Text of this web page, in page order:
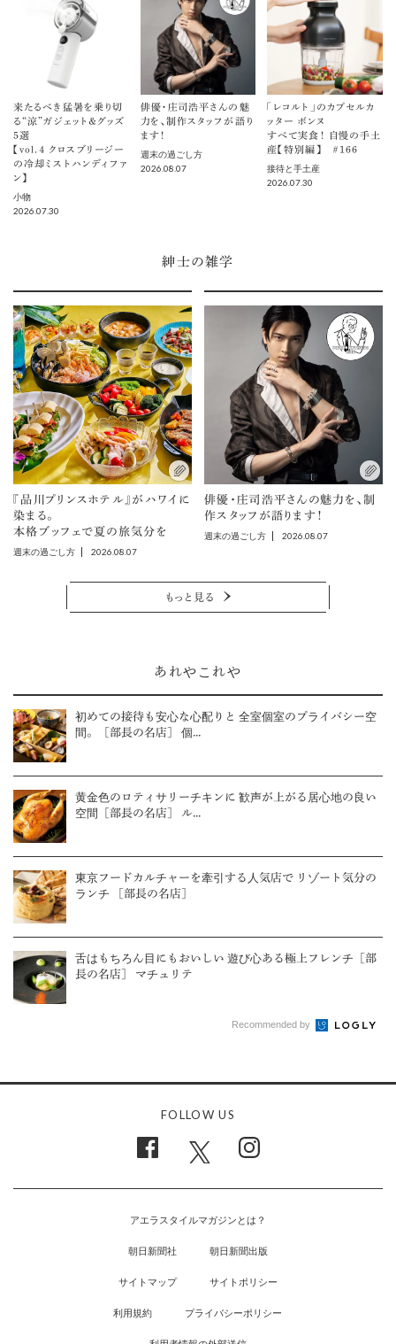
来たるべき猛暑を乗り切
る“涼”ガジェット＆グッズ
5選
【vol.４ クロスブリージー
の冷却ミストハンディファ
ン】
小物
2026.07.30
俳優・庄司浩平さんの魅
力を、制作スタッフが語り
ます！
週末の過ごし方
2026.08.07
「レコルト」のカプセルカ
ッター ボンヌ
すべて実食！ 自慢の手土
産【特別編】 ＃166
接待と手土産
2026.07.30
紳士の雑学
『品川プリンスホテル』がハワイに
染まる。
本格ブッフェで夏の旅気分を
週末の過ごし方 2026.08.07
俳優・庄司浩平さんの魅力を、制
作スタッフが語ります！
週末の過ごし方 2026.08.07
もっと見る
あれやこれや
初めての接待も安心な心配りと 全室個室のプライバシー空
間。［部長の名店］ 個...
黄金色のロティサリーチキンに 歓声が上がる居心地の良い
空間［部長の名店］ ル...
東京フードカルチャーを牽引する人気店で リゾート気分の
ランチ ［部長の名店］
舌はもちろん目にもおいしい 遊び心ある極上フレンチ［部
長の名店］ マチュリテ
Recommended by
FOLLOW US
アエラスタイルマガジンとは？
朝日新聞社 朝日新聞出版
サイトマップ サイトポリシー
利用規約 プライバシーポリシー